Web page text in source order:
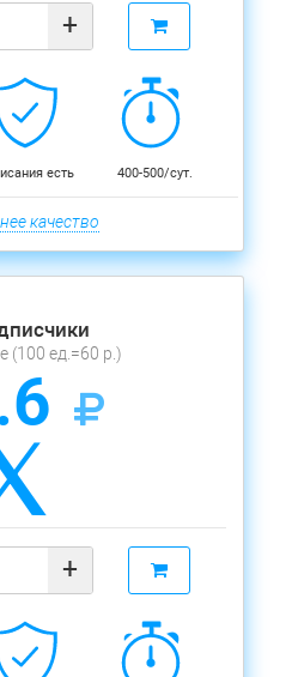
+
есть 400-500/сут.
качество
(100 ед.=60 р.)
+